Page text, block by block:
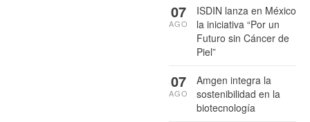
ISDIN lanza en México
la iniciativa “Por un
Futuro sin Cáncer de
Piel”
07
AGO
Amgen integra la
sostenibilidad en la
biotecnología
07
AGO